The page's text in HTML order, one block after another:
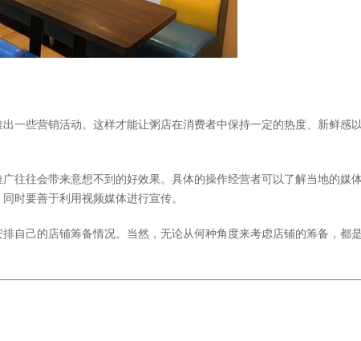
些营销活动。这样才能让粥店在消费者中保持一定的热度、新鲜感
往会带来意想不到的好效果。具体的操作经营者可以了解当地的媒
时要善于利用视频媒体进行宣传。
己的店铺筹备情况。当然，无论从何种角度来考虑店铺的筹备，都